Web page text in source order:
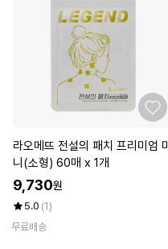
라오메뜨 전설의 패치 프리미엄 미
니(소형) 60매 x 1개
9,730원
5.0 (1)
무료배송